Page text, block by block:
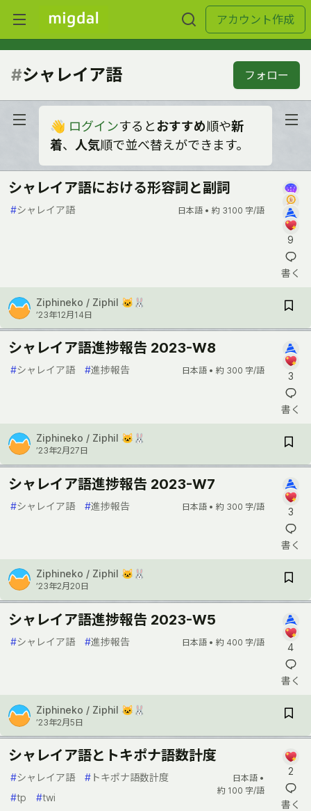
アカウント作成
#シャレイア語 フォロー
👋 ログインするとおすすめ順や新
着、 人気順で並べ替えができます。
シャレイア語における形容詞と副詞
#シャレイア語 日本語 • 約 3100 字/語
9
書く
Ziphineko / Ziphil 🐱🐰
’23年12月14日
シャレイア語進捗報告 2023-W8
#シャレイア語 #進捗報告 日本語 • 約 300 字/語 3
書く
Ziphineko / Ziphil 🐱🐰
’23年2月27日
シャレイア語進捗報告 2023-W7
#シャレイア語 #進捗報告 日本語 • 約 300 字/語 3
書く
Ziphineko / Ziphil 🐱🐰
’23年2月20日
シャレイア語進捗報告 2023-W5
#シャレイア語 #進捗報告 日本語 • 約 400 字/語 4
書く
Ziphineko / Ziphil 🐱🐰
’23年2月5日
シャレイア語とトキポナ語数計度
#シャレイア語 # トキポナ語数計度
#tp #twi
日本語 •
約 100 字/語
2
書く